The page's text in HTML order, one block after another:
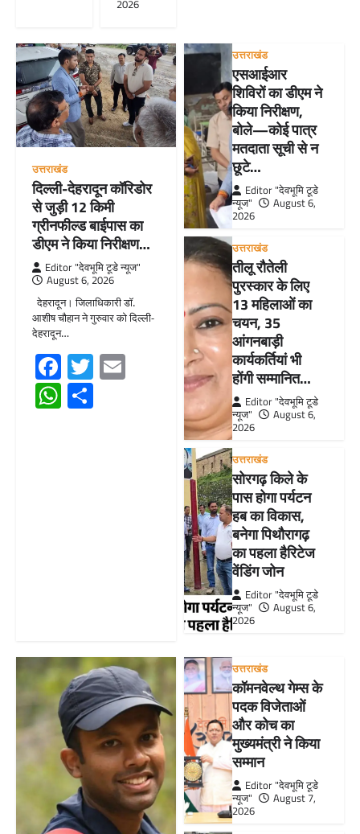
2026
उत्तराखंड
दिल्ली-देहरादून कॉरिडोर
से जुड़ी 12 किमी
ग्रीनफील्ड बाईपास का
डीएम ने किया निरीक्षण…
Editor "देवभूमि टूडे न्यूज"
August 6, 2026
देहरादून। जिलाधिकारी डॉ.
आशीष चौहान ने गुरुवार को दिल्ली-
देहरादून…
Facebook
TwitterEmail
WhatsApp
उत्तराखंड
एसआईआर
शिविरों का डीएम ने
किया निरीक्षण,
बोले—कोई पात्र
मतदाता सूची से न
छूटे…
Editor "देवभूमि टूडे
न्यूज"
August 6,
2026
उत्तराखंड
तीलू रौतेली
पुरस्कार के लिए
13 महिलाओं का
चयन, 35
आंगनबाड़ी
कार्यकर्तियां भी
होंगी सम्मानित…
Editor "देवभूमि टूडे
न्यूज"
August 6,
2026
उत्तराखंड
सोरगढ़ किले के
पास होगा पर्यटन
हब का विकास,
बनेगा पिथौरागढ़
का पहला हैरिटेज
वेंडिंग जोन
Editor "देवभूमि टूडे
न्यूज"
August 6,
2026
उत्तराखंड
कॉमनवेल्थ गेम्स के
पदक विजेताओं
और कोच का
मुख्यमंत्री ने किया
सम्मान
Editor "देवभूमि टूडे
न्यूज"
August 7,
2026